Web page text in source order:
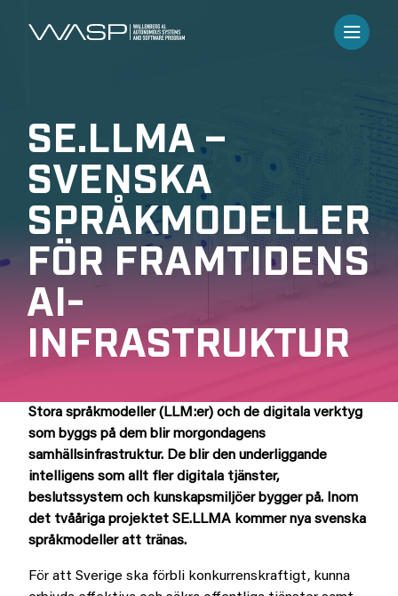
SE.LLMA –
SVENSKA
SPRÅKMODELLER
FÖR FRAMTIDENS
AI-
INFRASTRUKTUR
Stora språkmodeller (LLM:er) och de digitala verktyg
som byggs på dem blir morgondagens
samhällsinfrastruktur. De blir den underliggande
intelligens som allt fler digitala tjänster,
beslutssystem och kunskapsmiljöer bygger på. Inom
det tvååriga projektet SE.LLMA kommer nya svenska
språkmodeller att tränas.
För att Sverige ska förbli konkurrenskraftigt, kunna